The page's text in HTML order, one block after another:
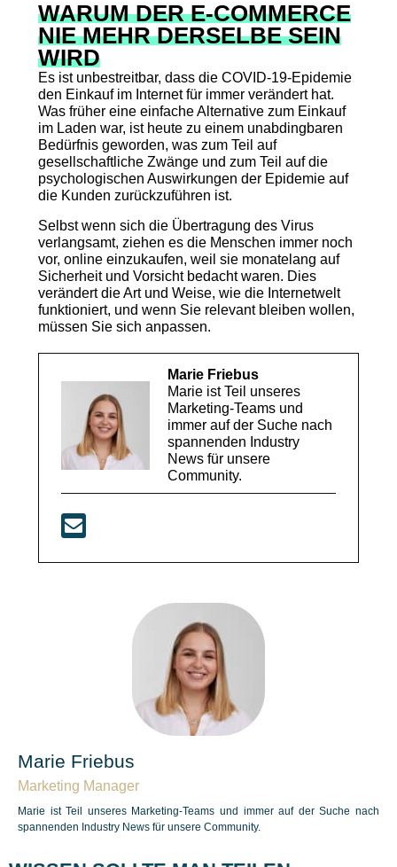
WARUM DER E-COMMERCE
NIE MEHR DERSELBE SEIN
WIRD
Es ist unbestreitbar, dass die COVID-19-Epidemie
den Einkauf im Internet für immer verändert hat.
Was früher eine einfache Alternative zum Einkauf
im Laden war, ist heute zu einem unabdingbaren
Bedürfnis geworden, was zum Teil auf
gesellschaftliche Zwänge und zum Teil auf die
psychologischen Auswirkungen der Epidemie auf
die Kunden zurückzuführen ist.
Selbst wenn sich die Übertragung des Virus
verlangsamt, ziehen es die Menschen immer noch
vor, online einzukaufen, weil sie monatelang auf
Sicherheit und Vorsicht bedacht waren. Dies
verändert die Art und Weise, wie die Internetwelt
funktioniert, und wenn Sie relevant bleiben wollen,
müssen Sie sich anpassen.
Marie Friebus
Marie ist Teil unseres
Marketing-Teams und
immer auf der Suche nach
spannenden Industry
News für unsere
Community.
Marie Friebus
Marketing Manager
Marie ist Teil unseres Marketing-Teams und immer auf der Suche nach
spannenden Industry News für unsere Community.